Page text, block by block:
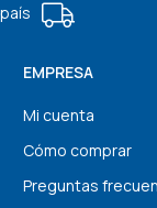
EMPRESA
Mi cuenta
Cómo comprar
Preguntas